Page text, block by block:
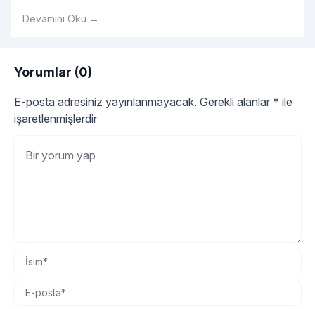
Devamını Oku →
Yorumlar (0)
E-posta adresiniz yayınlanmayacak. Gerekli alanlar * ile
işaretlenmişlerdir